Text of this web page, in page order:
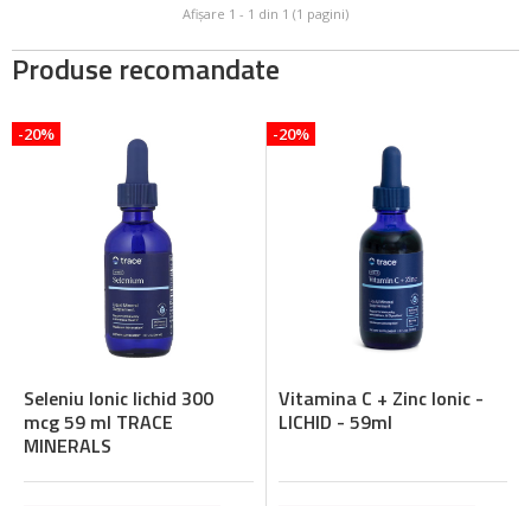
Afişare 1 - 1 din 1 (1 pagini)
Produse recomandate
Seleniu Ionic lichid 300
mcg 59 ml TRACE
MINERALS
-20%
Vitamina C + Zinc Ionic -
LICHID - 59ml
-20%